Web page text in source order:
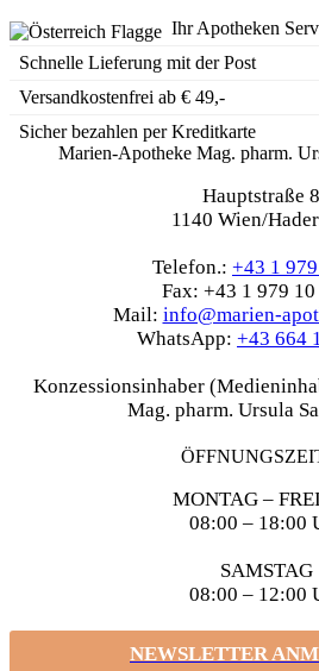
Ihr Apotheken
Schnelle Lieferung mit der Post
Versandkostenfrei ab € 49,-
Sicher bezahlen per Kreditkarte
Marien-Apotheke Mag. pharm.
Hauptstraße
1140 Wien/
Telefon.: +43 1
Fax: +43 1 979 10
Mail: info@marien-
WhatsApp: +43 664
Konzessionsinhaber
Mag. pharm. Ursula
MONTAG –
08:00 – 18:00
SAMSTAG
08:00 – 12:00
NEWSLETTER